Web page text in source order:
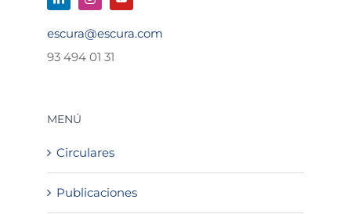
escura@escura.com
93 494 01 31
MENÚ
Circulares
Publicaciones